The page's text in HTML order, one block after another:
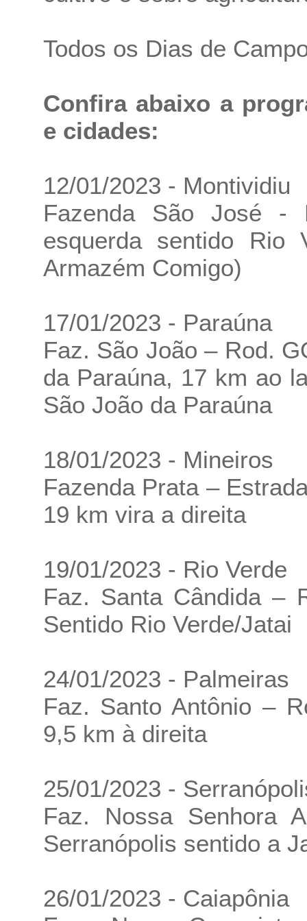
Todos os Dias de
Confira abaixo a
e cidades:
12/01/2023 - Montividiu
Fazenda São José -
esquerda sentido Rio
Armazém Comigo)
17/01/2023 - Paraúna
Faz. São João – Rod.
da Paraúna, 17 km ao
São João da Paraúna
18/01/2023 - Mineiros
Fazenda Prata –
19 km vira a direita
19/01/2023 - Rio Verde
Faz. Santa Cândida –
Sentido Rio Verde/Jatai
24/01/2023 - Palmeiras
Faz. Santo Antônio –
9,5 km à direita
25/01/2023 -
Faz. Nossa Senhora
Serranópolis sentido a
26/01/2023 - Caiapônia